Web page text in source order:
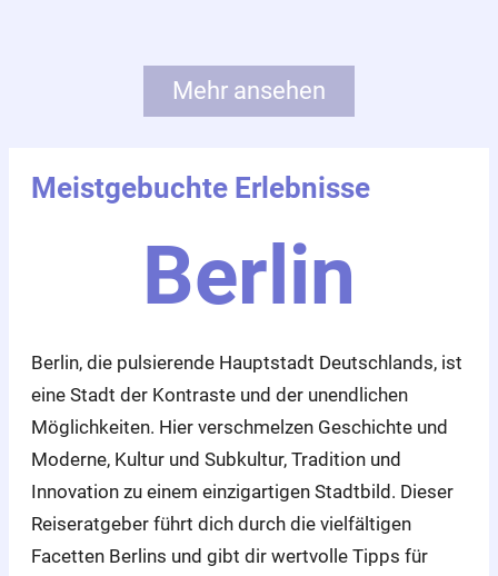
Mehr ansehen
Meistgebuchte Erlebnisse
Berlin
Berlin, die pulsierende Hauptstadt Deutschlands, ist
eine Stadt der Kontraste und der unendlichen
Möglichkeiten. Hier verschmelzen Geschichte und
Moderne, Kultur und Subkultur, Tradition und
Innovation zu einem einzigartigen Stadtbild. Dieser
Reiseratgeber führt dich durch die vielfältigen
Facetten Berlins und gibt dir wertvolle Tipps für